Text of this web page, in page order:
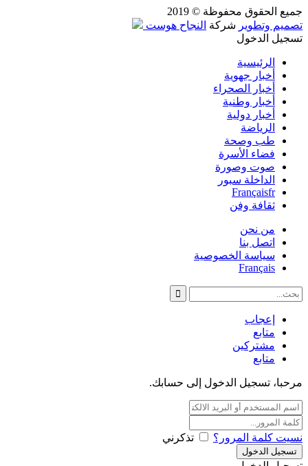
جميع الحقوق محفوظة © 2019
تصميم وتطوير شركة النجاح هوست
تسجيل الدخول
الرئيسية
أخبار جهوية
أخبار الصحراء
أخبار وطنية
أخبار دولية
الرياضة
طب وصحة
فضاء الأسرة
صوت وصورة
الداخلة سبور
Françaisfr
ثقافة وفن
من نحن
اتصل بنا
سياسة الخصوصية
Français
إعجاب
متابع
مشتركين
متابع
مرحبا، تسجيل الدخول إلى حسابك.
نسيت كلمة المرور؟ تذكرني